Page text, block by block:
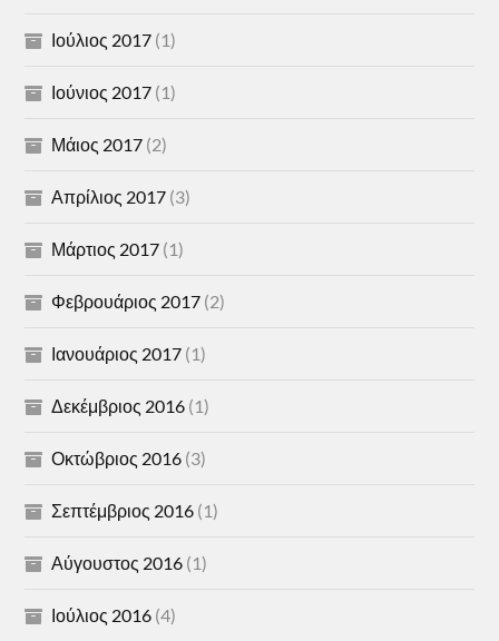
Ιούλιος 2017 (1)
Ιούνιος 2017 (1)
Μάιος 2017 (2)
Απρίλιος 2017 (3)
Μάρτιος 2017 (1)
Φεβρουάριος 2017 (2)
Ιανουάριος 2017 (1)
Δεκέμβριος 2016 (1)
Οκτώβριος 2016 (3)
Σεπτέμβριος 2016 (1)
Αύγουστος 2016 (1)
Ιούλιος 2016 (4)